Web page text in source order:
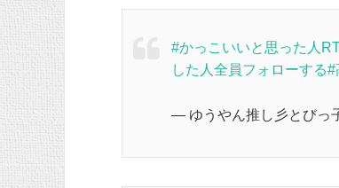
#かっこいいと思った人
した人全員フォローする#
— ゆうやん推し彡とびっ